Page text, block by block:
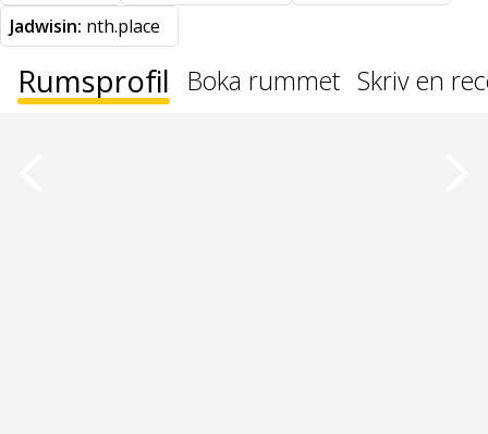
Jadwisin: nth.place
Rumsprofil Boka rummet Skriv en